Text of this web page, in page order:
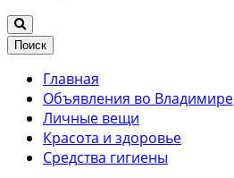
Поиск
Главная
Объявления во Владимире
Личные вещи
Красота и здоровье
Средства гигиены